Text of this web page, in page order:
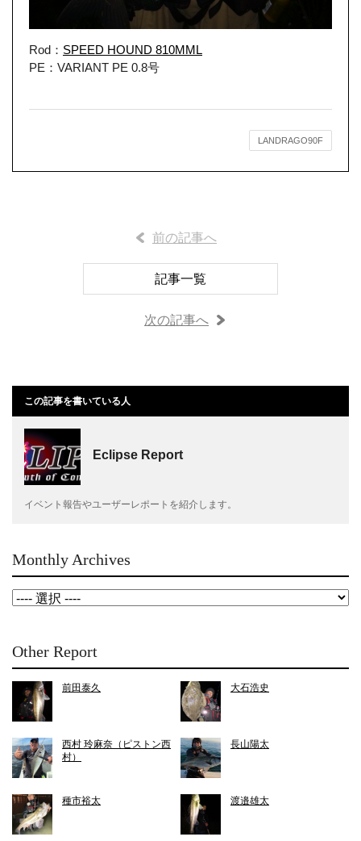
Rod： SPEED HOUND 810MML
PE：VARIANT PE 0.8号
LANDRAGO90F
前の記事へ
記事一覧
次の記事へ
この記事を書いている人
Eclipse Report
イベント報告やユーザーレポートを紹介します。
Monthly Archives
Other Report
前田泰久 大石浩史
西村 玲麻奈（ピストン西
村）
長山陽太
種市裕太 渡邉雄太